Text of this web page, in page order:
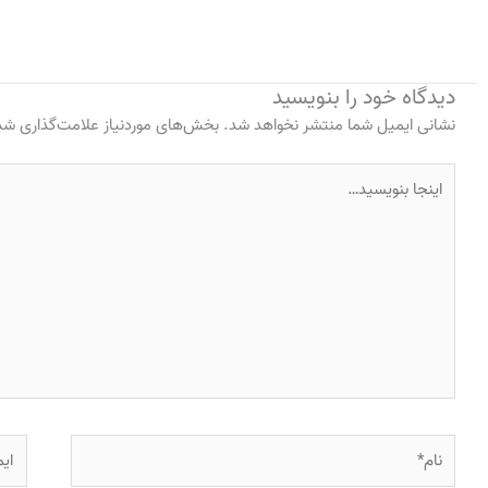
دیدگاه‌ خود را بنویسید
نشانی ایمیل شما منتشر نخواهد شد. بخش‌های موردنیاز علامت‌گذاری
بنویسید…